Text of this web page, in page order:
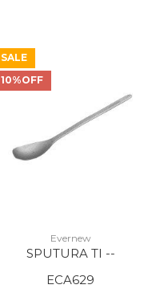
SALE
10%OFF
Evernew
SPUTURA TI --
ECA629